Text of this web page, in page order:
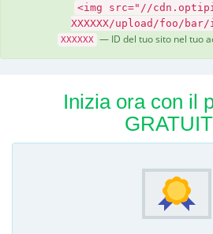
<img src="//
XXXXXX/upload/foo/bar/
XXXXXX — ID del tuo sito nel tuo
Inizia ora con il